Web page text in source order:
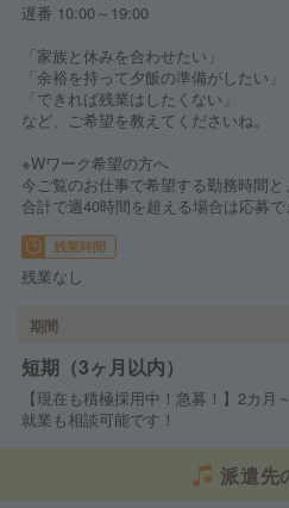
遅番 10:00～19:00
「家族と休みを合わせたい」
「余裕を持って夕飯の準備がしたい」
「できれば残業はしたくない」
など、ご希望を教えてくださいね。
※Wワーク希望の方へ
今ご覧のお仕事で希望する勤務時間と
合計で週40時間を超える場合は応募で
残業時間
残業なし
期間
短期（3ヶ月以内）
【現在も積極採用中！急募！】2カ
就業も相談可能です！
派遣先